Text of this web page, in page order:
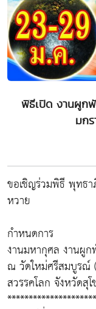
พิธีเปิด งานผู
มก
ขอเชิญร่วมพิธี พุทธ
หวาย
กำหนดการ
งานมหากุศล งานผู
ณ วัดใหม่ศรีสมบูรณ์
สวรรคโลก จังหวัดสุ